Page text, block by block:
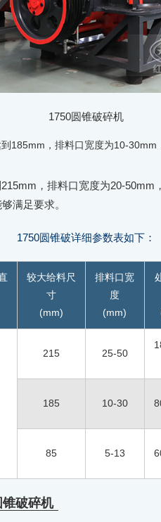
1750圆锥破碎机
185mm，排料口宽度为10-
，排料口宽度为20-50mm
满足要求。
1750圆锥破详细参数表如下：
较大给料尺
寸
(mm)
排料口宽
度
(mm)
215 25-50
185 10-30
85 5-13
破碎机